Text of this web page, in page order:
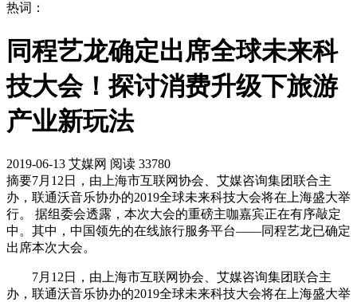
热词：
同程艺龙确定出席全球未来科
技大会！探讨消费升级下旅游
产业新玩法
2019-06-13 艾媒网 阅读 33780
摘要7月12日，由上海市互联网协会、艾媒咨询集团联合主
办，联通沃音乐协办的2019全球未来科技大会将在上海盛大举
行。 据组委会透露，本次大会的重磅主咖嘉宾正在有序敲定
中。其中，中国领先的在线旅行服务平台——同程艺龙已确定
出席本次大会。
7月12日，由上海市互联网协会、艾媒咨询集团联合主
办，联通沃音乐协办的2019全球未来科技大会将在上海盛大举